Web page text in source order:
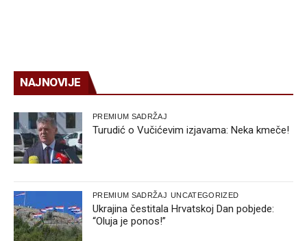
NAJNOVIJE
PREMIUM SADRŽAJ
Turudić o Vučićevim izjavama: Neka kmeče!
PREMIUM SADRŽAJ UNCATEGORIZED
Ukrajina čestitala Hrvatskoj Dan pobjede:
“Oluja je ponos!”